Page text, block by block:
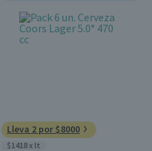
Lleva 2 por $8000
$1418 x lt